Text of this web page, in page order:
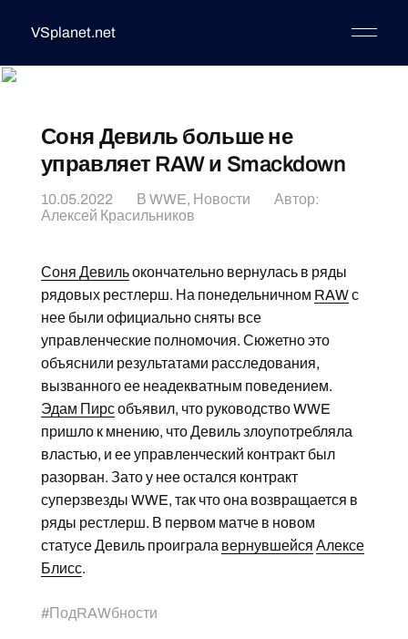
VSplanet.net
Соня Девиль больше не
управляет RAW и Smackdown
10.05.2022 В WWE, Новости
Автор:
Алексей Красильников
Соня Девильокончательно вернулась в ряды
рядовых рестлерш. На понедельничном RAWс
нее были официально сняты все
управленческие полномочия. Сюжетно это
объяснили результатами расследования,
вызванного ее неадекватным поведением.
Эдам Пирсобъявил, что руководство WWE
пришло к мнению, что Девиль злоупотребляла
властью, и ее управленческий контракт был
разорван. Зато у нее остался контракт
суперзвезды WWE, так что она возвращается в
ряды рестлерш. В первом матче в новом
статусе Девиль проиграла вернувшейся Алексе
Блисс.
#ПодRAWбности